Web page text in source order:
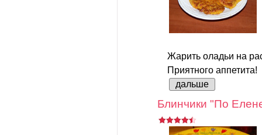
Жарить оладьи на
Приятного аппетита!
дальше
Блинчики "По